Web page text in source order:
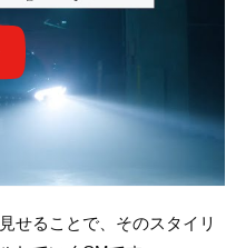
せることで、そのスタイリ